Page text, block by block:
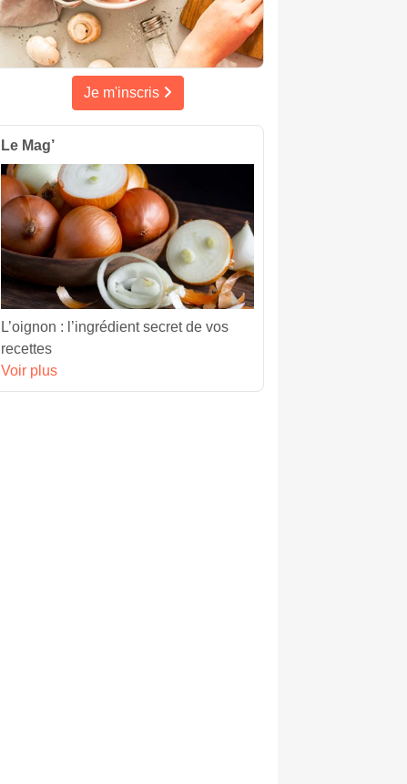
Je m'inscris
Le Mag’
L’oignon : l’ingrédient secret de vos
recettes
Voir plus